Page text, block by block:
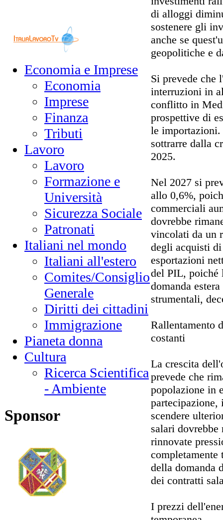
Economia e Imprese
Economia
Imprese
Finanza
Tributi
Lavoro
Lavoro
Formazione e
Università
Sicurezza Sociale
Patronati
Italiani nel mondo
Italiani all'estero
Comites/Consiglio
Generale
Diritti dei cittadini
Immigrazione
Pianeta donna
Cultura
Ricerca Scientifica
- Ambiente
Sponsor
di alloggi
sostenere gli
anche se
geopolitiche e
Si prevede che
interruzioni in
conflitto in
prospettive di
le importazioni.
sottrarre dalla
2025.
Nel 2027 si
allo 0,6%,
commerciali
dovrebbe
vincolati da un
degli acquisti di
esportazioni
del PIL, poiché
domanda
strumentali,
Rallentamento
costanti
La crescita
prevede che
popolazione in
partecipazione,
scendere
salari
rinnovate
completamente
della domanda
dei contratti
I prezzi